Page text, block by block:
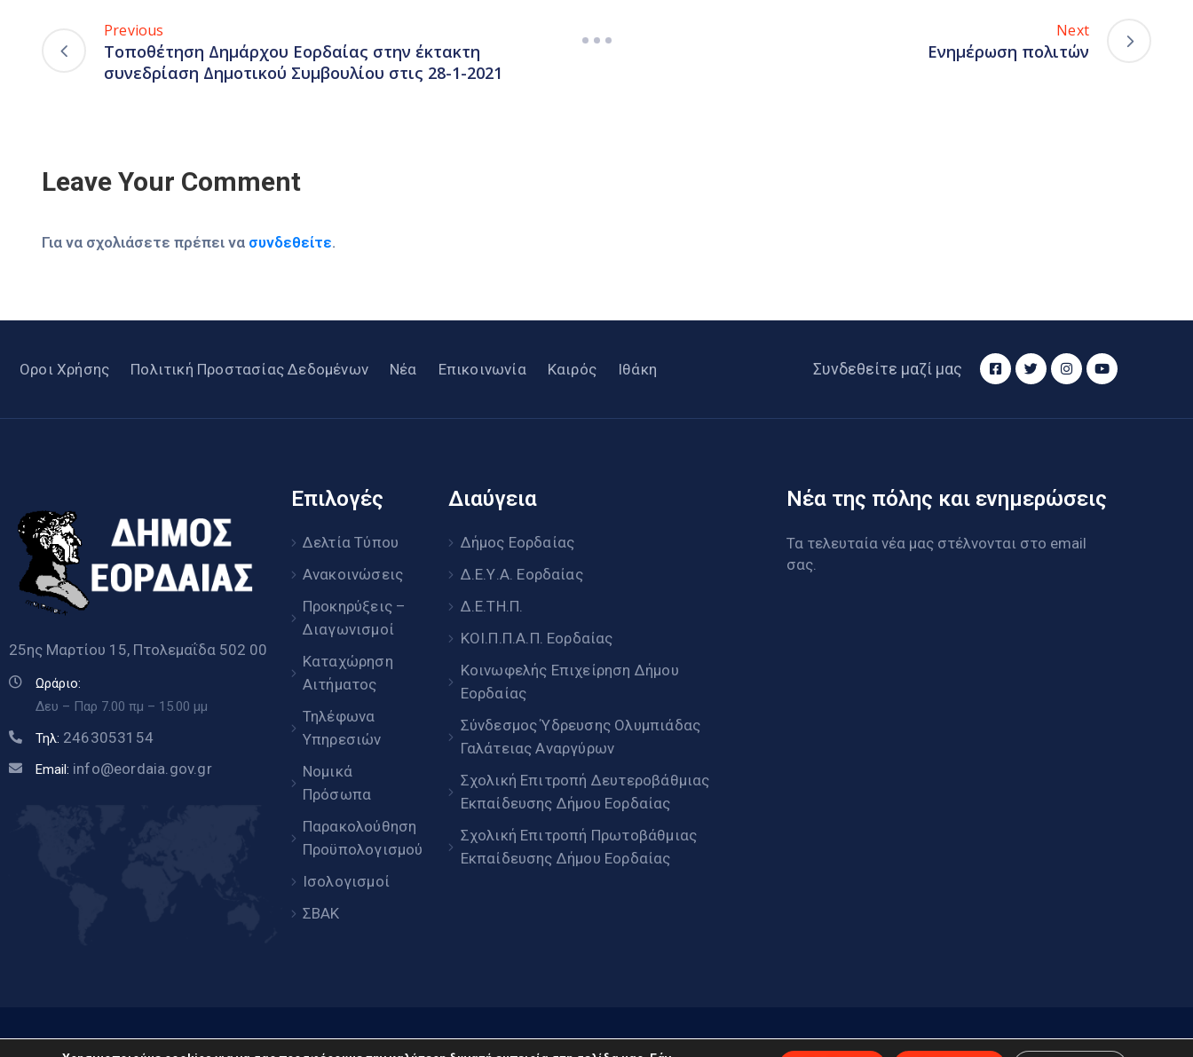
Previous
Τοποθέτηση Δημάρχου Εορδαίας στην έκτακτη
συνεδρίαση Δημοτικού Συμβουλίου στις 28-1-2021
Next
Ενημέρωση πολιτών
Leave Your Comment
Για να σχολιάσετε πρέπει να συνδεθείτε.
Οροι Χρήσης Πολιτική Προστασίας Δεδομένων Νέα Επικοινωνία Καιρός Ιθάκη Συνδεθείτε μαζί μας
25ης Μαρτίου 15, Πτολεμαΐδα 502 00
Ωράριο:
Δευ – Παρ 7.00 πμ – 15.00 μμ
Τηλ: 2463053154
Email: info@eordaia.gov.gr
Επιλογές
Δελτία Τύπου
Ανακοινώσεις
Προκηρύξεις –
Διαγωνισμοί
Καταχώρηση
Αιτήματος
Τηλέφωνα
Υπηρεσιών
Νομικά
Πρόσωπα
Παρακολούθηση
Προϋπολογισμού
Ισολογισμοί
ΣΒΑΚ
Διαύγεια
Δήμος Εορδαίας
Δ.Ε.Υ.Α. Εορδαίας
Δ.Ε.ΤΗ.Π.
ΚΟΙ.Π.Π.Α.Π. Εορδαίας
Κοινωφελής Επιχείρηση Δήμου
Εορδαίας
Σύνδεσμος Ύδρευσης Ολυμπιάδας
Γαλάτειας Αναργύρων
Σχολική Επιτροπή Δευτεροβάθμιας
Εκπαίδευσης Δήμου Εορδαίας
Σχολική Επιτροπή Πρωτοβάθμιας
Εκπαίδευσης Δήμου Εορδαίας
Νέα της πόλης και ενημερώσεις
Τα τελευταία νέα μας στέλνονται στο email
σας.
www.eordaia.gov.gr © 2022. Με επιφύλαξη παντός δικαιώματος